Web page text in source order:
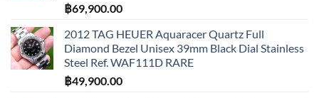
฿69,900.00
2012 TAG HEUER Aquaracer Quartz Full
Diamond Bezel Unisex 39mm Black Dial Stainless
Steel Ref. WAF111D RARE
฿49,900.00